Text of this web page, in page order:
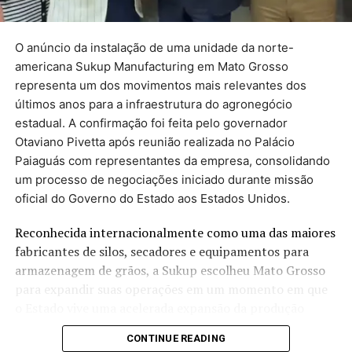
equipes de checagem seguem uma metodologia própria
governantes. Veja os critérios. Quando o mandato
termina, em dezembro, o levantamento é atualizado.
Veja abaixo as promessas
separadas por temas:
Saúde
Segurança Pública
Administração
O anúncio da instalação de uma unidade da norte-
americana Sukup Manufacturing em Mato Grosso
representa um dos movimentos mais relevantes dos
últimos anos para a infraestrutura do agronegócio
estadual. A confirmação foi feita pelo governador
Otaviano Pivetta após reunião realizada no Palácio
Paiaguás com representantes da empresa, consolidando
um processo de negociações iniciado durante missão
oficial do Governo do Estado aos Estados Unidos.
Reconhecida internacionalmente como uma das maiores
fabricantes de silos, secadores e equipamentos para
armazenagem de grãos, a Sukup escolheu Mato Grosso
para expandir suas operações em um momento em que
agrícola e enfrenta um dos maiores desafios do setor: a
insuficiência da capacidade de armazenagem diante do
CONTINUE READING